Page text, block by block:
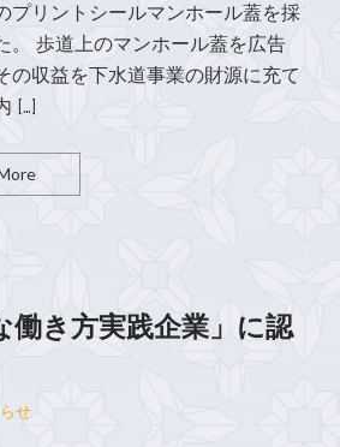
プリントシールマンホール蓋を採
。 歩道上のマンホール蓋を広告
の収益を下水道事業の財源に充て
[…]
働き方実践企業」に認
せ